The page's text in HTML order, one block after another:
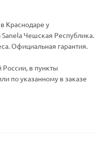
Краснодаре у
Чешская Республика.
Официальная гарантия.
России, в пункты
по указанному в заказе